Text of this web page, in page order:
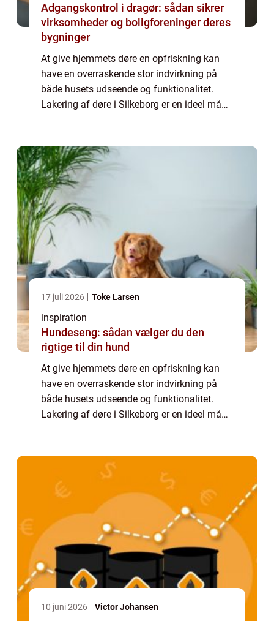
Adgangskontrol i dragør: sådan sikrer
virksomheder og boligforeninger deres
bygninger
At give hjemmets døre en opfriskning kan
have en overraskende stor indvirkning på
både husets udseende og funktionalitet.
Lakering af døre i Silkeborg er en ideel måde
17 juli 2026 Toke Larsen
inspiration
Hundeseng: sådan vælger du den
rigtige til din hund
At give hjemmets døre en opfriskning kan
have en overraskende stor indvirkning på
både husets udseende og funktionalitet.
Lakering af døre i Silkeborg er en ideel måde
10 juni 2026 Victor Johansen